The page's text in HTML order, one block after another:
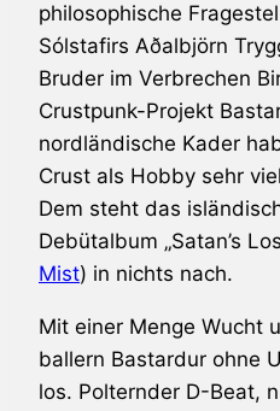
philosophische
Sólstafirs Aðalbjörn
Bruder im Verbrechen
Crustpunk-Projekt
nordländische Kader
Crust als Hobby sehr
Dem steht das
Debütalbum „Satan’s
Mist) in nichts nach.
Mit einer Menge Wucht
ballern Bastardur ohne
los. Polternder D-Beat,